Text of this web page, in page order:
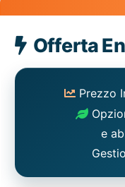
Energia
Elettrica
Offerta
Prezzo
e